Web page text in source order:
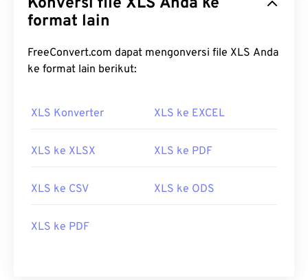
format lain
FreeConvert.com dapat mengonversi file XLS Anda
ke format lain berikut:
XLS Konverter XLS ke EXCEL
XLS ke XLSX XLS ke PDF
XLS ke CSV XLS ke ODS
XLS ke PDF